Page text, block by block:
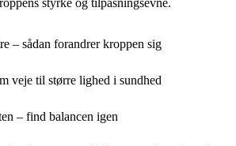
styrke og tilpasningsevne.
– sådan forandrer kroppen sig
veje til større lighed i sundhed
– find balancen igen